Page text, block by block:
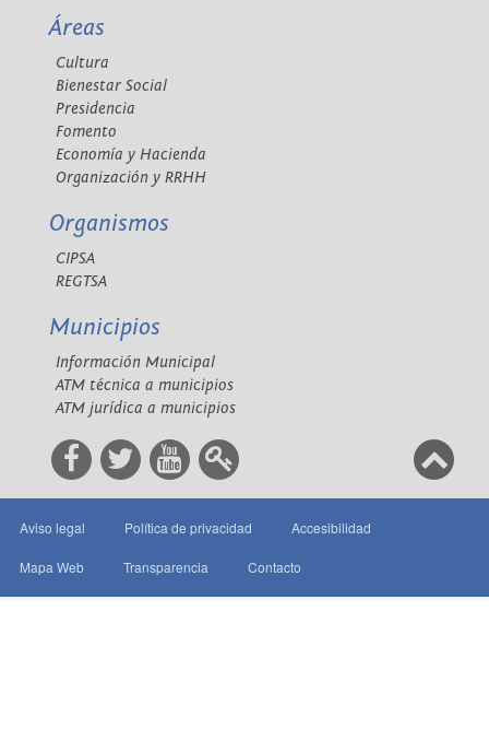
Áreas
Cultura
Bienestar Social
Presidencia
Fomento
Economía y Hacienda
Organización y RRHH
Organismos
CIPSA
REGTSA
Municipios
Información Municipal
ATM técnica a municipios
ATM jurídica a municipios
Aviso legal Política de privacidad Accesibilidad
Mapa Web Transparencia Contacto